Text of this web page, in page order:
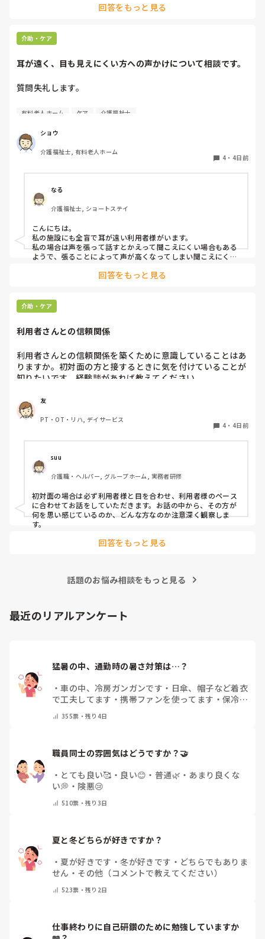
て少しずつ提供するとかもいいかもしれません。
回答をもっと見る
介助・ケア
耳が遠く、目も見えにくい方への声かけについて相談です。
質問失礼します。
耳が遠く、目もあまり見えていない利用者様への声かけにつ
現在、私は「大きな声で、ゆっくり耳元でお話しする」とい
う方法で対応しています。
聞き取れると安心していただける方なので何とか理解しても
かり、痛めてしまうことがあります。
みなさんの職場で、このような方と関わる際に工夫している
ことや、喉に負担をかけずに意思疎通ができる良い方法など
よろしくお願いします。
有料老人ホーム ケア 介護福祉士
ショウ
介護福祉士, 有料老人ホーム
4 ・ 4日前
なる
介護福祉士, ショートステイ
こんにちは。
私の施設にも全盲で耳が遠い利用者様がいます。
私の場合は声を張って話すとかえって聞こえにくい場合もある
ようで、張ることによって声が高くなってしまい聞こえにくい
回答をもっと見る
介助・ケア
利用者さんとの信頼関係
利用者さんとの信頼関係を築くために意識していることはあ
りますか。初対面の方と接するときに気を付けていることが
知りたいです。経験談があれば教えてください。
友
PT・OT・リハ, デイサービス
4 ・ 4日前
suu
介護職・ヘルパー, グループホーム, 実務者研修
初対面の場合は必ず利用者様と目を合わせ、利用者様のペース
に合わせてお話をしていただきます。お話の中から、その方が
何を思い感じているのか、どんな方なのか注意深く観察しま
す。
回答をもっと見る
話題のお悩み相談をもっと見る
最近のリアルアンケート
猛暑の中、通勤時の暑さ対策は…？
・車の中、冷房ガンガンです ・ 日傘、帽子など着衣
で工夫してます ・携帯ファンを使ってます ・ 保冷剤
ん ・その他（コメントで教えて下さい）
355票・残り4日
職員同士の雰囲気はどうですか？🤝
・ とても良い🥰 ・ 良い😊 ・ 普通🌿 ・ あまり良くな
い💭 ・ 険悪😢
510票・残り3日
夏と冬どちらが好きですか？
・ 夏が好きです ・冬が好きです ・ どちらでもありま
せん ・ その他（コメントで教えてください）
523票・残り2日
仕事終わりに自己研鑽のために勉強していますか